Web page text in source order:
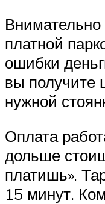
платной
ошибки
вы получите
нужной
Оплата
дольше
платишь».
15 минут.